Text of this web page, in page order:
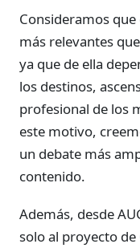
Consideramos
más relevantes
ya que de ella
los destinos,
profesional de los
este motivo,
un debate más
contenido.
Además, desde
solo al proyecto